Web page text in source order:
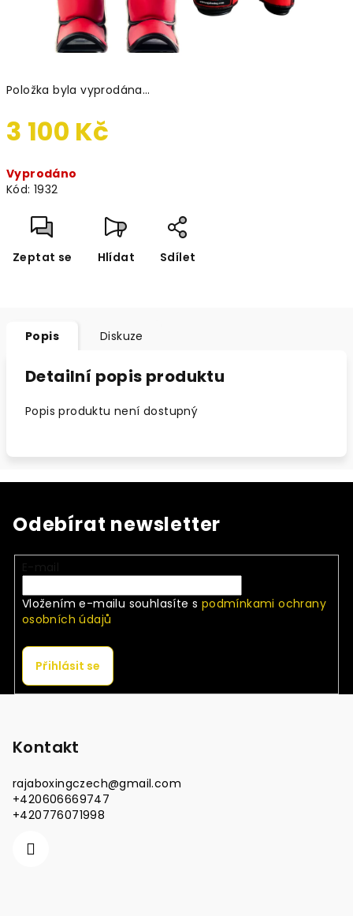
Položka byla vyprodána…
3 100 Kč
cena:
Vyprodáno
Kód: 1932
Zeptat se Hlídat Sdílet
Popis Diskuze
Detailní popis produktu
Popis produktu není dostupný
Odebírat newsletter
Vložením e-mailu souhlasíte s podmínkami ochrany
osobních údajů
Přihlásit se
Kontakt
rajaboxingczech@gmail.com
+420606669747
+420776071998